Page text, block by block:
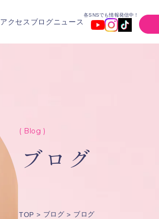
アクセス ブログニュース
各SNSでも情報発信中！
( Blog )
ブログ
TOP ブログ ブログ